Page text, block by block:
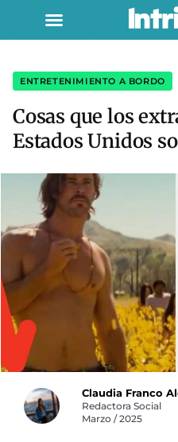
ENTRETENIMIENTO A BORDO
Cosas que los
Estados Unidos
Claudia Franco
Redactora Social
Marzo / 2025